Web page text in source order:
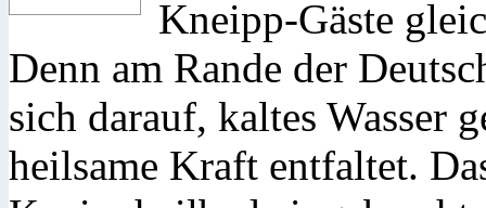
Kneipp-Gäste
Denn am Rande der
sich darauf, kaltes Wasser
heilsame Kraft entfaltet.